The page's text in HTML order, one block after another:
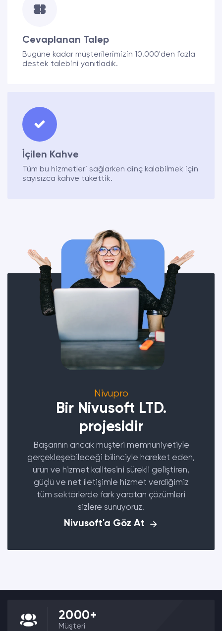
Cevaplanan Talep
Bugüne kadar müşterilerimizin 10.000'den fazla
destek talebini yanıtladık.
İçilen Kahve
Tüm bu hizmetleri sağlarken dinç kalabilmek için
sayısızca kahve tükettik.
Nivupro
Bir Nivusoft LTD.
projesidir
Başarının ancak müşteri memnuniyetiyle
gerçekleşebileceği bilinciyle hareket eden,
ürün ve hizmet kalitesini sürekli geliştiren,
güçlü ve net iletişimle hizmet verdiğimiz
tüm sektörlerde fark yaratan çözümleri
sizlere sunuyoruz.
Nivusoft'a Göz At
2000+
Müşteri